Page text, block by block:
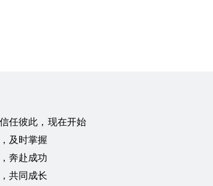
任彼此，现在开始
及时掌握
奔赴成功
共同成长